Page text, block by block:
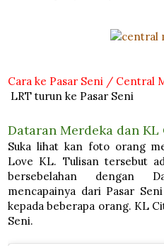
Cara ke Pasar Seni / Central
LRT turun ke Pasar Seni
Dataran Merdeka dan
Suka lihat kan foto orang
Love KL. Tulisan tersebut
bersebelahan dengan
mencapainya dari Pasar
kepada beberapa orang. KL
Seni.